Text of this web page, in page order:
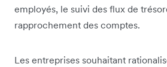
employés, le suivi des flux de
rapprochement des comptes.
Les entreprises souhaitant